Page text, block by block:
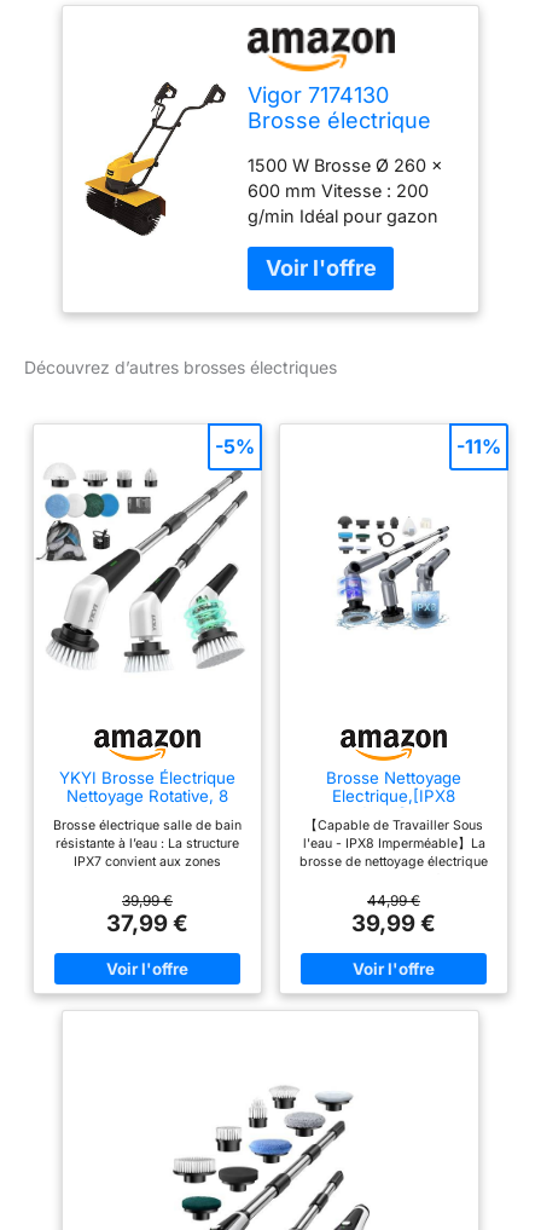
Vigor 7174130
Brosse électrique
1500 W Brosse Ø 260 x
600 mm Vitesse : 200
g/min Idéal pour gazon
carrelage, bois
Découvrez d’autres brosses électriques
YKYI Brosse Électrique
Nettoyage Rotative, 8
Brosse électrique salle de bain
résistante à l’eau : La structure
IPX7 convient aux zones
réguliers autour des surfaces
sanitaires. Le corps peut être
rincé après usage, mais une
immersion prolongée n’est pas
recommandée. Brosse de
nettoyage électrique avec 8
accessoires : Le kit comprend
nettoyage electrique avec
manche extensible : La poignée
réglable de 30 à 110 cm aide à
atteindre les coins hauts, les
zones basses et les endroits
étroits sans se pencher
39,99 €
37,99 €
-5%
Brosse Nettoyage
Electrique,[IPX8
Imperméable],5000mAh,
sans Fil,Homtronics
【Capable de Travailler Sous
l'eau - IPX8 Imperméable】La
brosse de nettoyage électrique
Imperméable, qui peut
fonctionner pendant une longue
période dans l'eau sans
dommage, idéal pour nettoyer
les baignoires, les douches et
les carreaux de la salle de bain
【16 en 1 - Multifonctionnel】La
nettoyage appropriée peut être
sélectionnée en fonction des
différentes tâches de nettoyage.
Elle peut être utilisée pour
nettoyer les joints de carrelage,
les bords et les coins, les
éviers et les robinets, les
poêles, les fenêtres, les
44,99 €
39,99 €
-11%